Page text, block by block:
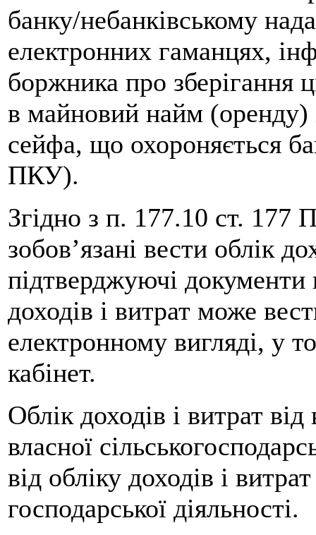
банку/небанківському
електронних гаманцях,
боржника про зберігання
в майновий найм (оренду)
сейфа, що охороняється
ПКУ).
Згідно з п. 177.10 ст. 177
зобов’язані вести облік
підтверджуючі
доходів і витрат може
електронному вигляді, у
кабінет.
Облік доходів і витрат
власної
від обліку доходів і
господарської діяльності.